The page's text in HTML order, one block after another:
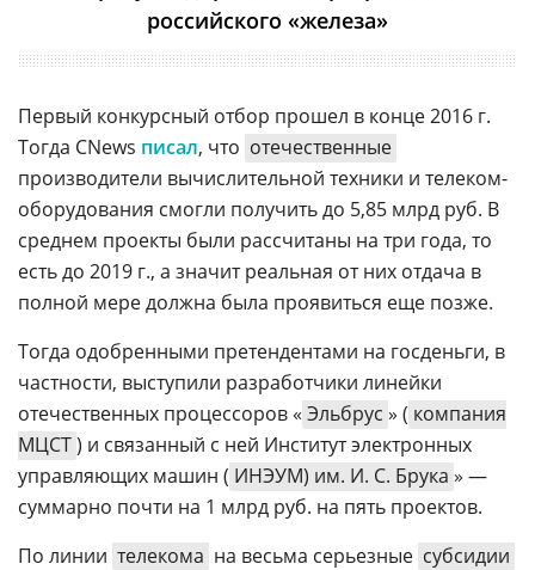
российского «железа»
Первый конкурсный отбор прошел в конце 2016 г.
Тогда CNews писал, что отечественные
производители вычислительной техники и телеком-
оборудования смогли получить до 5,85 млрд руб. В
среднем проекты были рассчитаны на три года, то
есть до 2019 г., а значит реальная от них отдача в
полной мере должна была проявиться еще позже.
Тогда одобренными претендентами на госденьги, в
частности, выступили разработчики линейки
отечественных процессоров « Эльбрус » ( компания
МЦСТ) и связанный с ней Институт электронных
управляющих машин ( ИНЭУМ) им. И. С. Брука » —
суммарно почти на 1 млрд руб. на пять проектов.
По линии телекома на весьма серьезные субсидии